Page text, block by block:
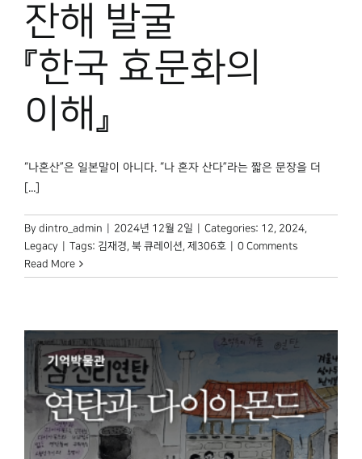
잔해 발굴
『한국 효문화의
이해』
“나혼산”은 일본말이 아니다. “나 혼자 산다”라는 짧은 문장을 더
[...]
By dintro_admin 2024년 12월 2일 Categories: 12, 2024,
Legacy
Tags: 김재경, 북 큐레이션, 제306호
0 Comments
Read More